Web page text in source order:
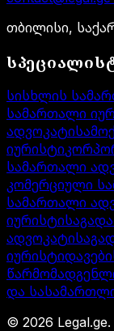
თბილისი,
სისხლის
სამართალი
ადვოკატი
იურისტი
სამართალი
კომერციული
სამართალი
იურისტი
ადვოკატი
იურისტი
და
© 2026 Legal.ge.